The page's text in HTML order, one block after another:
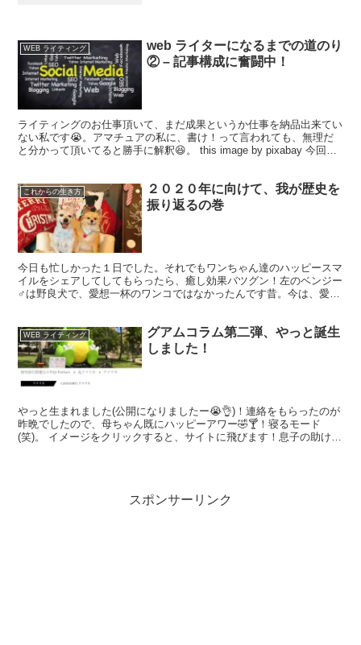
WEB ライティング
web ライターになるまでの道のり
② – 記事構成に奮闘中！
ライティングのお仕事頂いて、まだ成果というか仕事を納品出来てい
ない私です😭。アマチュアの私に、書け！って言われても、無理だ
と分かって頂いてると勝手に解釈😆。 this image by pixabay 今回初
これからの生き方
２０２０年に向けて、我が歴史を
振り返るの巻
今日も忙しかった１日でした。それでもワンちゃん達のハッピースマ
イルをシェアしてしてもらったら、癒し効果バツグン！左のベンジー
♂は野良犬で、愛想一杯のワンコではなかったんです昔。今は、愛情
WEB ライティング
グアムコラム第二弾、やっと誕生
しました！
やっと生まれました(公開になりましたー😭👌)！連絡をもらったのが
昨晩でしたので、母ちゃん既にハッピーアワー🤣🍸！寝るモード
(笑)。 イメージをクリックすると、サイトに飛びます！息子の助けが
スポンサーリンク